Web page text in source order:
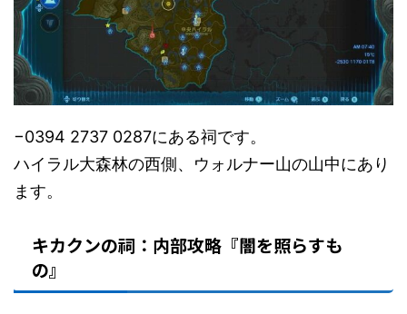
−0394 2737 0287にある祠です。
ハイラル大森林の西側、ウォルナー山の山中にあり
ます。
キカクンの祠：内部攻略『闇を照らすも
の』